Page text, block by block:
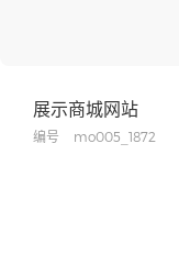
展示商城网站
编号 mo005_1872